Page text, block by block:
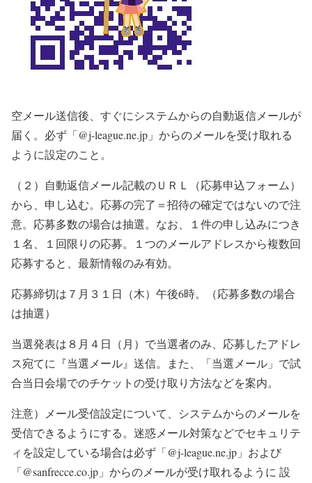
空メール送信後、すぐにシステムからの自動返信メールが
届く。必ず「@j-league.ne.jp」からのメールを受け取れる
ように設定のこと。
（２）自動返信メール記載のＵＲＬ（応募申込フォーム）
から、申し込む。応募の完了＝招待の確定ではないので注
意。応募多数の場合は抽選。なお、１件の申し込みにつき
１名、１回限りの応募。１つのメールアドレスから複数回
応募すると、最新情報のみ有効。
応募締切は７月３１日（木）午後6時。（応募多数の場合
は抽選）
当選発表は８月４日（月）で当選者のみ、応募したアドレ
ス宛てに『当選メール』送信。また、「当選メール」で試
合当日会場でのチケットの受け取り方法などを案内。
注意）メール受信設定について、システムからのメールを
受信できるようにする。迷惑メール対策などでセキュリテ
ィを設定している場合は必ず「@j-league.ne.jp」および
「@sanfrecce.co.jp」からのメールが受け取れるように 設